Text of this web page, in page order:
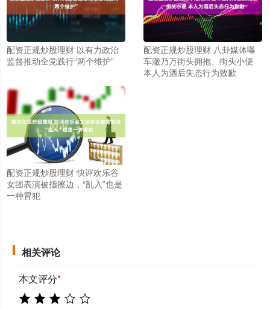
配资正规炒股理财 以有力政治
监督推动全党践行“两个维护”
配资正规炒股理财 八卦媒体曝
车澈乃万街头拥抱、街头小便
本人为酒后失态行为致歉
配资正规炒股理财 快评欢乐谷
女团表演被指擦边，“乱入”也是
一种冒犯
相关评论
本文评分*